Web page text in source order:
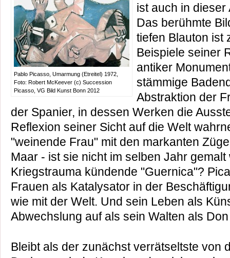
Pablo Picasso, Umarmung (Etreitel) 1972,
Foto: Robert McKeever (c) Succession
Picasso, VG Bild Kunst Bonn 2012
ist auch in
Das berühmte
tiefen Blauton ist
Beispiele seiner
antiker
stämmige
Abstraktion der
der Spanier, in dessen Werken die
Reflexion seiner Sicht auf die Welt
"weinende Frau" mit den markanten
Maar - ist sie nicht im selben Jahr
Kriegstrauma kündende "Guernica"?
Frauen als Katalysator in der
wie mit der Welt. Und sein Leben als
Abwechslung auf als sein Walten als
Bleibt als der zunächst verrätseltste von